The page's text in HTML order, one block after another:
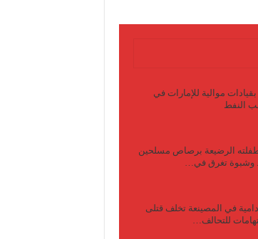
موالية للإمارات في
النفط
الرضيعة برصاص مسلحين
تغرق في…
دامية في المصينعة تخلف قتلى
للتحالف…